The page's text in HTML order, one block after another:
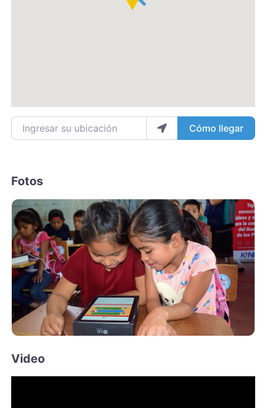
Ingresar su ubicación Cómo llegar
Fotos
Video